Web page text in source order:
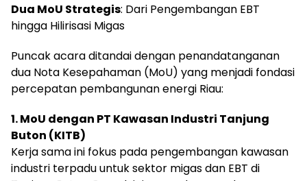
Dua MoU Strategis: Dari Pengembangan EBT
hingga Hilirisasi Migas
Puncak acara ditandai dengan penandatanganan
dua Nota Kesepahaman (MoU) yang menjadi fondasi
percepatan pembangunan energi Riau:
1. MoU dengan PT Kawasan Industri Tanjung
Buton (KITB)
Kerja sama ini fokus pada pengembangan kawasan
industri terpadu untuk sektor migas dan EBT di